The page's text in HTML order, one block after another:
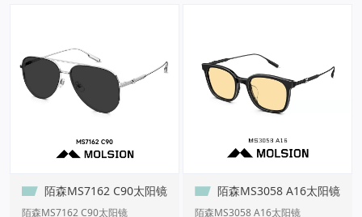
陌森MS7162 C90太阳镜
陌森MS7162 C90太阳镜
陌森MS3058 A16太阳镜
陌森MS3058 A16太阳镜